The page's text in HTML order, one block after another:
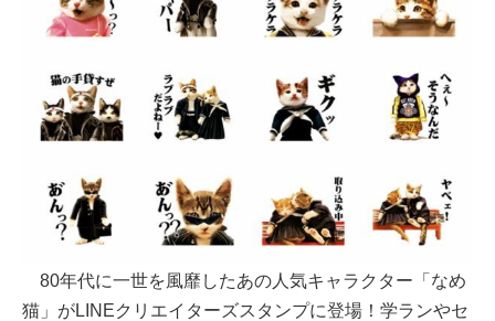
80年代に一世を風靡したあの人気キャラクター「なめ
猫」がLINEクリエイターズスタンプに登場！学ランやセ